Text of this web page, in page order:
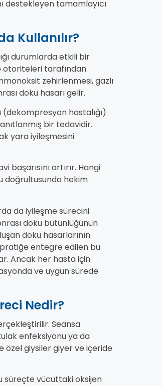
destekleyen tamamlayıcı
Kullanılır?
durumlarda etkili bir
otoriteleri tarafından
zehirlenmesi, gazlı
doku hasarı gelir.
(dekompresyon hastalığı)
bir tedavidir.
yara iyileşmesini
artırır. Hangi
doğrultusunda hekim
da iyileşme sürecini
doku bütünlüğünün
doku hasarlarının
pratiğe entegre edilen bu
Ancak her hasta için
ve uygun sürede
Nedir?
Seansa
enfeksiyonu ya da
özel giysiler giyer ve içeride
süreçte vücuttaki oksijen